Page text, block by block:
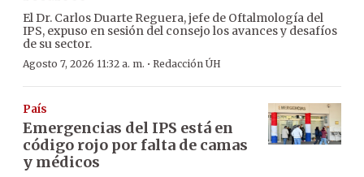
El Dr. Carlos Duarte Reguera, jefe de Oftalmología del
IPS, expuso en sesión del consejo los avances y desafíos
de su sector.
Agosto 7, 2026 11:32 a. m. · Redacción ÚH
País
Emergencias del IPS está en
código rojo por falta de camas
y médicos